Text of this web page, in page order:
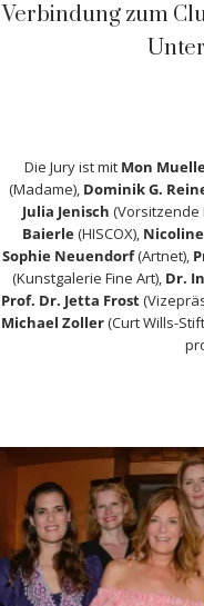
Verbindung zum
Die Jury ist mit Mon
(Madame), Dominik G.
Julia Jenisch (Vorsitzende
Baierle(HISCOX),
Sophie Neuendorf(Artnet),
(Kunstgalerie Fine Art), Dr.
Prof. Dr. Jetta Frost
Michael Zoller(Curt Wills-